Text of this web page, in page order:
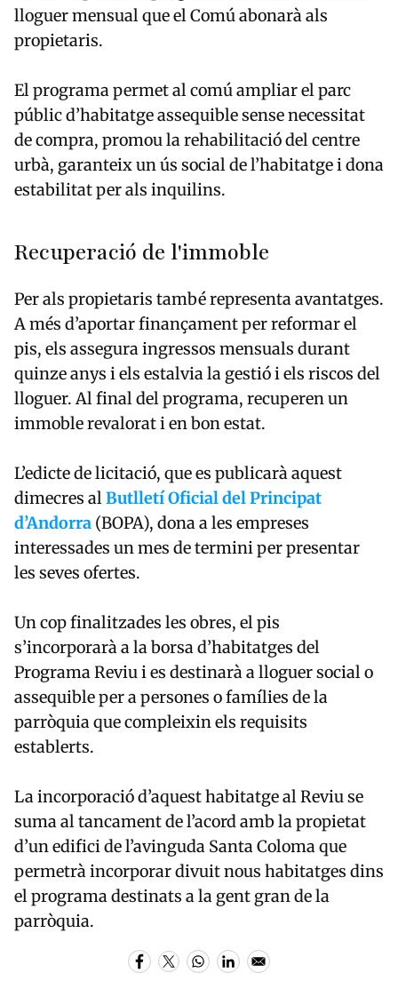
lloguer mensual que el Comú abonarà als
propietaris.
El programa permet al comú ampliar el parc
públic d’habitatge assequible sense necessitat
de compra, promou la rehabilitació del centre
urbà, garanteix un ús social de l’habitatge i dona
estabilitat per als inquilins.
Recuperació de l'immoble
Per als propietaris també representa avantatges.
A més d’aportar finançament per reformar el
pis, els assegura ingressos mensuals durant
quinze anys i els estalvia la gestió i els riscos del
lloguer. Al final del programa, recuperen un
immoble revalorat i en bon estat.
L’edicte de licitació, que es publicarà aquest
dimecres alButlletí Oficial del Principat
d’Andorra (BOPA), dona a les empreses
interessades un mes de termini per presentar
les seves ofertes.
Un cop finalitzades les obres, el pis
s’incorporarà a la borsa d’habitatges del
Programa Reviu i es destinarà a lloguer social o
assequible per a persones o famílies de la
parròquia que compleixin els requisits
establerts.
La incorporació d’aquest habitatge al Reviu se
suma al tancament de l’acord amb la propietat
d’un edifici de l’avinguda Santa Coloma que
permetrà incorporar divuit nous habitatges dins
el programa destinats a la gent gran de la
parròquia.